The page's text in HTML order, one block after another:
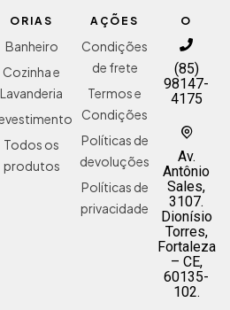
ORIAS
Banheiro
Cozinha e
Lavanderia
Todos os
produtos
AÇÕES
Condições
de frete
Termos e
Condições
Políticas de
devoluções
Políticas de
privacidade
O
(85)
98147-
4175
Av.
Antônio
Sales,
3107.
Dionísio
Torres,
Fortaleza
– CE,
60135-
102.